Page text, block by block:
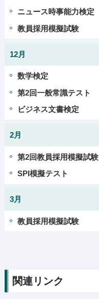
ニュース時事能力検定
教員採用模擬試験
12月
数学検定
第2回一般常識テスト
ビジネス文書検定
2月
第2回教員採用模擬試験
SPI模擬テスト
3月
教員採用模擬試験
関連リンク